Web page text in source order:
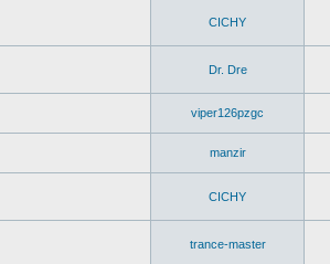
CICHY
Dr. Dre
viper126pzgc
manzir
CICHY
trance-master